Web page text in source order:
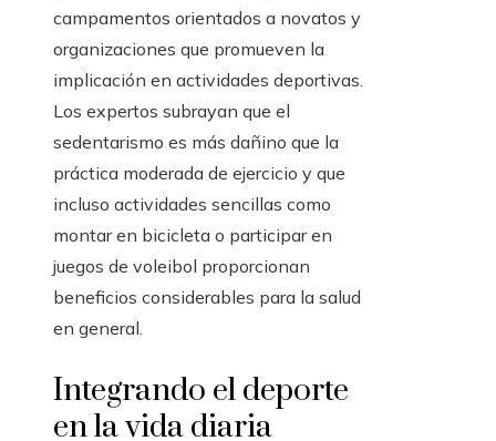
campamentos orientados a novatos y
organizaciones que promueven la
implicación en actividades deportivas.
Los expertos subrayan que el
sedentarismo es más dañino que la
práctica moderada de ejercicio y que
incluso actividades sencillas como
montar en bicicleta o participar en
juegos de voleibol proporcionan
beneficios considerables para la salud
en general.
Integrando el deporte
en la vida diaria